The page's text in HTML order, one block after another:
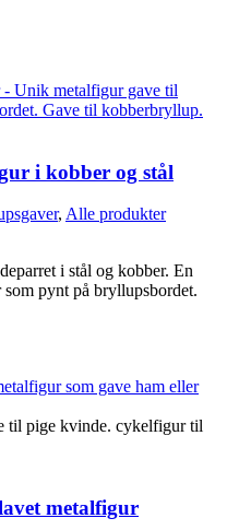
i kobber og stål
, Alle produkter
i stål og kobber. En
pynt på bryllupsbordet.
metalfigur